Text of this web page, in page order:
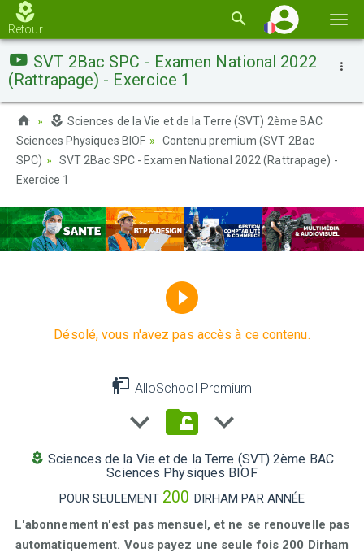
la
Retour
SVT 2Bac SPC - Examen National 2022
(Rattrapage) - Exercice 1
Sciences de la Vie et de la Terre (SVT) 2ème BAC
Sciences Physiques BIOF
Contenu premium (SVT 2Bac
SPC)
SVT 2Bac SPC - Examen National 2022 (Rattrapage) -
Exercice 1
Désolé, vous n'avez pas accès à ce contenu.
AlloSchool Premium
Sciences de la Vie et de la Terre (SVT) 2ème BAC
Sciences Physiques BIOF
POUR SEULEMENT 200 DIRHAM PAR ANNÉE
L'abonnement n'est pas mensuel, et ne se renouvelle pas
automatiquement. Vous payez une seule fois 200 Dirham